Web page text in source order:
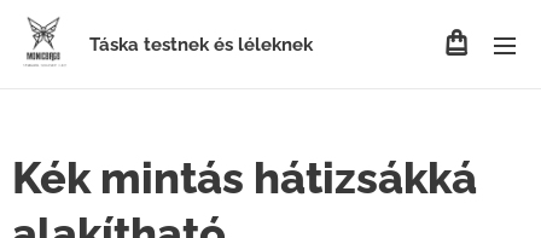
Táska testnek és léleknek
Kék mintás hátizsákká